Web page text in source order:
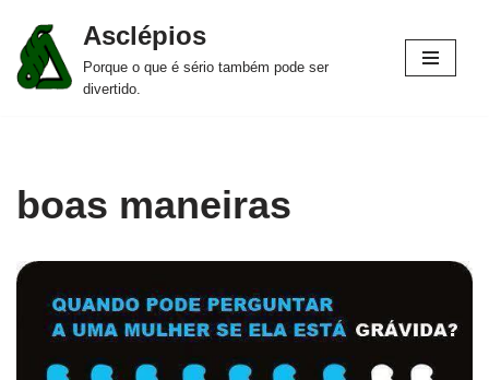
Pular
para
Asclépios
Porque o que é sério também pode ser
divertido.
boas maneiras